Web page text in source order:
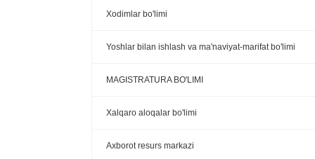
Xodimlar bo'limi
Yoshlar bilan ishlash va ma'naviyat-marifat bo'limi
MAGISTRATURA BO'LIMI
Xalqaro aloqalar bo'limi
Axborot resurs markazi